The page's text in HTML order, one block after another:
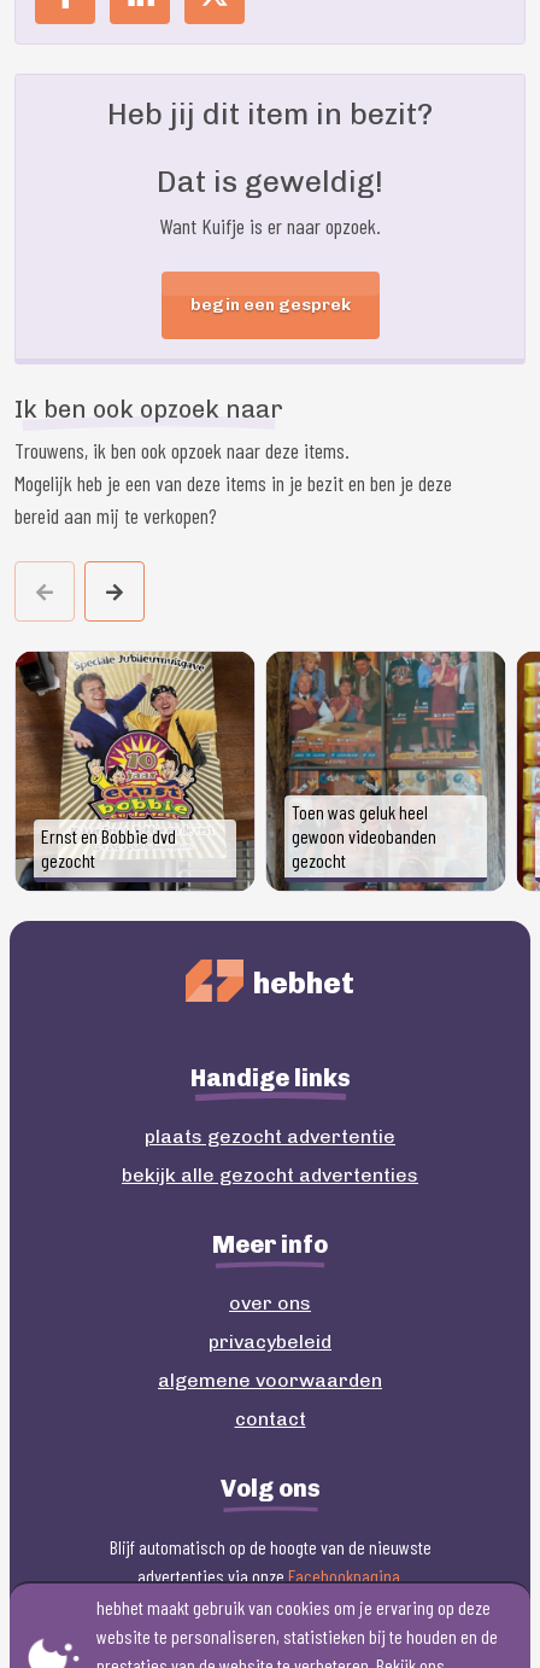
Heb jij dit item in bezit?
Dat is geweldig!
Want Kuifje is er naar opzoek.
begin een gesprek
Ik ben ook opzoek naar
Trouwens, ik ben ook opzoek naar deze items.
Mogelijk heb je een van deze items in je bezit en ben je deze
bereid aan mij te verkopen?
Ernst en Bobbie dvd
gezocht
Toen was geluk heel
gewoon videobanden
gezocht
Script gezocht
Bassie en Adriaan spullen
Pet gezocht van Flodder
hebhet
Handige links
plaats gezocht advertentie
bekijk alle gezocht advertenties
Meer info
over ons
privacybeleid
algemene voorwaarden
contact
Volg ons
Blijf automatisch op de hoogte van de nieuwste
advertenties via onzeFacebookpagina.
hebhet maakt gebruik van cookies om je ervaring op deze
website te personaliseren, statistieken bij te houden en de